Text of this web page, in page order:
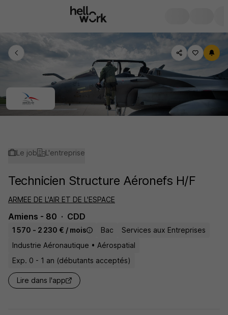
Le job L'entreprise
Technicien Structure Aéronefs H/F
ARMEE DE L'AIR ET DE L'ESPACE
Amiens - 80 CDD
1 570 - 2 230 € / mois Bac
Services aux Entreprises
Industrie Aéronautique • Aérospatial
Exp. 0 - 1 an (débutants acceptés)
Lire dans l'app